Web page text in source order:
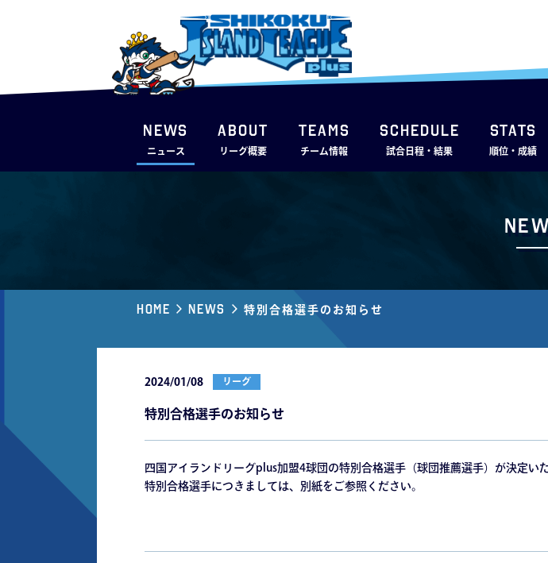
NEWS
ニュース
ABOUT
リーグ概要
TEAMS
チーム情報
SCHEDULE
試合日程・結果
STATS
順位・成績
Home News 特別合格選手のお知らせ
2024/01/08 リーグ
特別合格選手のお知らせ
四国アイランドリーグplus加盟4球団の特別合格選手（球団推薦選手）が決定い
特別合格選手につきましては、別紙をご参照ください。